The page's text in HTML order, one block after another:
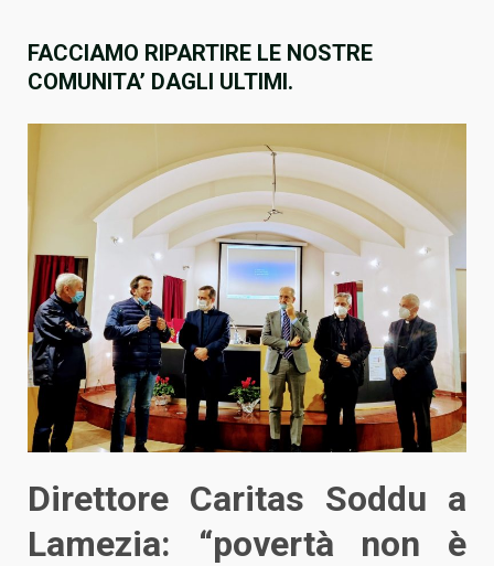
FACCIAMO RIPARTIRE LE NOSTRE
COMUNITA’ DAGLI ULTIMI.
Direttore Caritas Soddu a
Lamezia: “povertà non è